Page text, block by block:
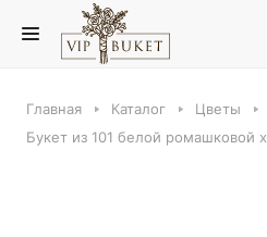
Главная Каталог Цветы
Букет из 101 белой ромашковой